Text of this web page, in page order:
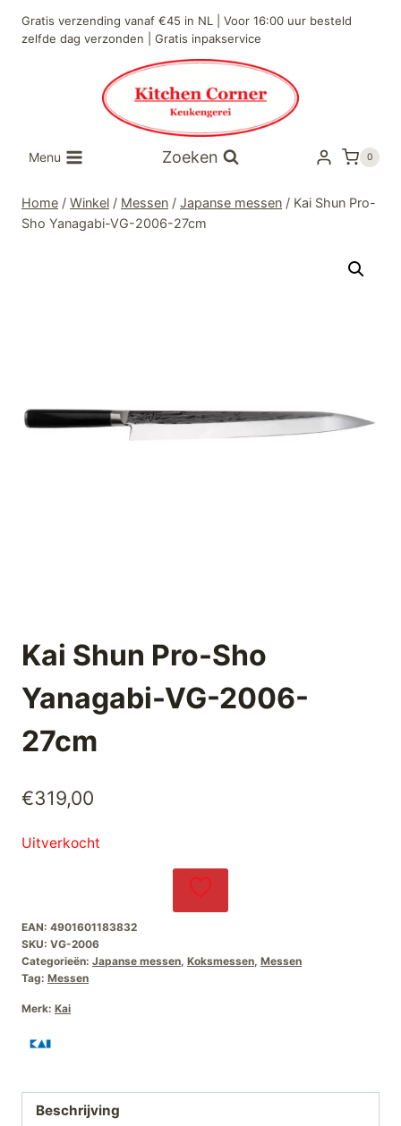
naar
Gratis verzending vanaf €45 in NL | Voor 16:00 uur besteld
zelfde dag verzonden | Gratis inpakservice
Menu Zoeken 0
Home / Winkel / Messen / Japanse messen / Kai Shun Pro-
Sho Yanagabi-VG-2006-27cm
Kai Shun Pro-Sho
Yanagabi-VG-2006-
27cm
€319,00
Uitverkocht
EAN: 4901601183832
SKU: VG-2006
Categorieën: Japanse messen, Koksmessen, Messen
Tag: Messen
Merk: Kai
Beschrijving